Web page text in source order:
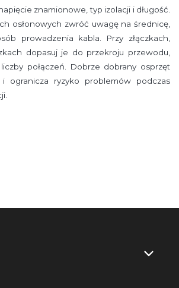
znamionowe, typ izolacji i długość.
osłonowych zwróć uwagę na średnicę,
prowadzenia kabla. Przy złączkach,
dopasuj je do przekroju przewodu,
połączeń. Dobrze dobrany osprzęt
i ogranicza ryzyko problemów podczas